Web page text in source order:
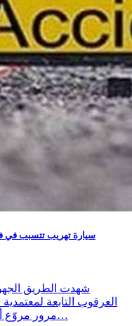
سيارة تهريب تتسبب في فاجعة
العرقوب التابعة
مرور مروّع أسفر، وفق حصيلة أولية، عن وفاة أربعة…